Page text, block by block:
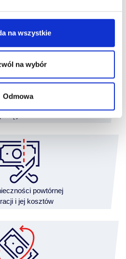
na wszystkie
na wybór
Odmowa
powtórnej
i jej kosztów